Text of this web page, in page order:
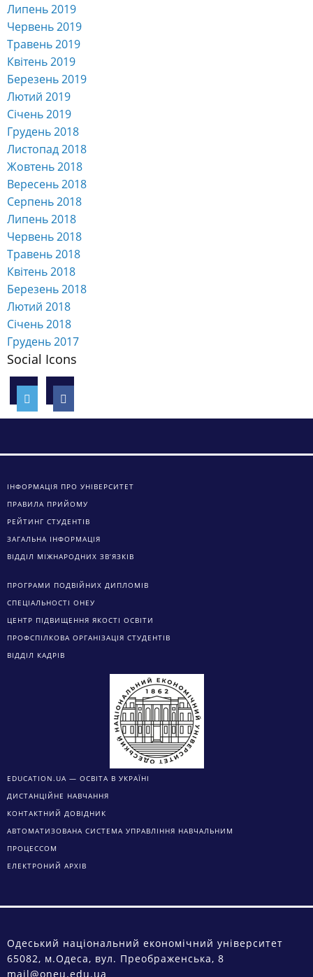
Липень 2019
Червень 2019
Травень 2019
Квітень 2019
Березень 2019
Лютий 2019
Січень 2019
Грудень 2018
Листопад 2018
Жовтень 2018
Вересень 2018
Серпень 2018
Липень 2018
Червень 2018
Травень 2018
Квітень 2018
Березень 2018
Лютий 2018
Січень 2018
Грудень 2017
Social Icons
ІНФОРМАЦІЯ ПРО УНІВЕРСИТЕТ
ПРАВИЛА ПРИЙОМУ
РЕЙТИНГ СТУДЕНТІВ
ЗАГАЛЬНА ІНФОРМАЦІЯ
ВІДДІЛ МІЖНАРОДНИХ ЗВ’ЯЗКІВ
ПРОГРАМИ ПОДВІЙНИХ ДИПЛОМІВ
СПЕЦІАЛЬНОСТІ ОНЕУ
ЦЕНТР ПІДВИЩЕННЯ ЯКОСТІ ОСВІТИ
ПРОФСПІЛКОВА ОРГАНІЗАЦІЯ СТУДЕНТІВ
ВІДДІЛ КАДРІВ
EDUCATION.UA — ОСВІТА В УКРАЇНІ
ДИСТАНЦІЙНЕ НАВЧАННЯ
КОНТАКТНИЙ ДОВІДНИК
АВТОМАТИЗОВАНА СИСТЕМА УПРАВЛІННЯ НАВЧАЛЬНИМ
ПРОЦЕССОМ
ЕЛЕКТРОНИЙ АРХІВ
Одеський національний економічний університет
65082, м.Одеса, вул. Преображенська, 8
mail@oneu.edu.ua